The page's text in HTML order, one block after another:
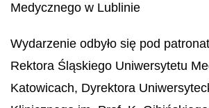
Medycznego w Lublinie
Wydarzenie odbyło się pod
Rektora Śląskiego Uniwersytetu
Katowicach, Dyrektora